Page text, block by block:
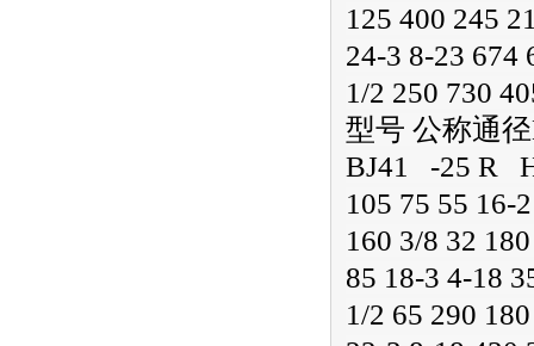
125 400 245
24-3 8-23 674
1/2 250 730
型号 公称通
BJ41 -25 R H
105 75 55 16-
160 3/8 32
85 18-3 4-18
1/2 65 290